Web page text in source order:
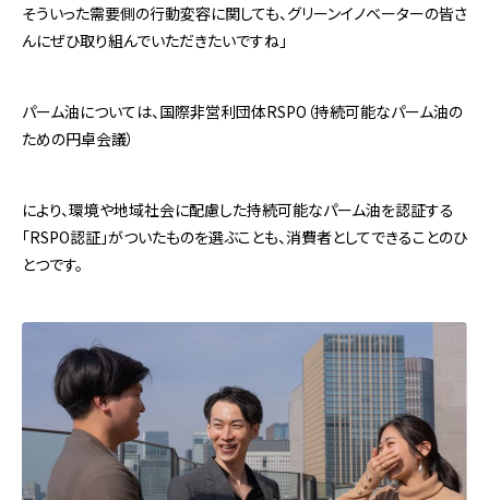
そういった需要側の行動変容に関しても、グリーンイノベーターの皆さ
んにぜひ取り組んでいただきたいですね」
パーム油については、国際非営利団体RSPO（持続可能なパーム油の
ための円卓会議）
により、環境や地域社会に配慮した持続可能なパーム油を認証する
「RSPO認証」がついたものを選ぶことも、消費者としてできることのひ
とつです。